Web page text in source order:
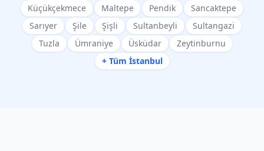
Küçükçekmece
Maltepe Pendik
Sancaktepe
Sarıyer
Şile Şişli Sultanbeyli
Sultangazi
Tuzla
Ümraniye Üsküdar
Zeytinburnu
+ Tüm İstanbul